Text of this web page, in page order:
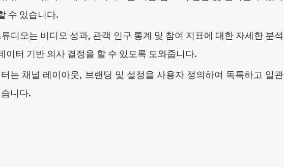
수 있습니다.
디오는 비디오 성과, 관객 인구 통계 및 참여 지표에 대한 자세한 분석
이터 기반 의사 결정을 할 수 있도록 도와줍니다.
는 채널 레이아웃, 브랜딩 및 설정을 사용자 정의하여 독특하고 일관
니다.